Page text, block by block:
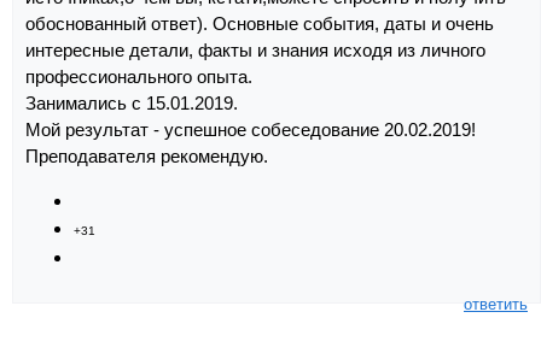
обоснованный ответ). Основные события, даты и очень
интересные детали, факты и знания исходя из личного
профессионального опыта.
Занимались с 15.01.2019.
Мой результат - успешное собеседование 20.02.2019!
Преподавателя рекомендую.
+31
ответить